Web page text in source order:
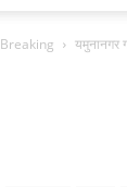
Breaking यमुनानगर